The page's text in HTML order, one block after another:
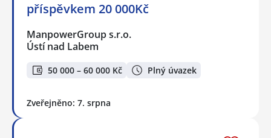
příspěvkem 20 000Kč
ManpowerGroup s.r.o.
Ústí nad Labem
50 000 – 60 000 Kč Plný úvazek
Zveřejněno: 7. srpna